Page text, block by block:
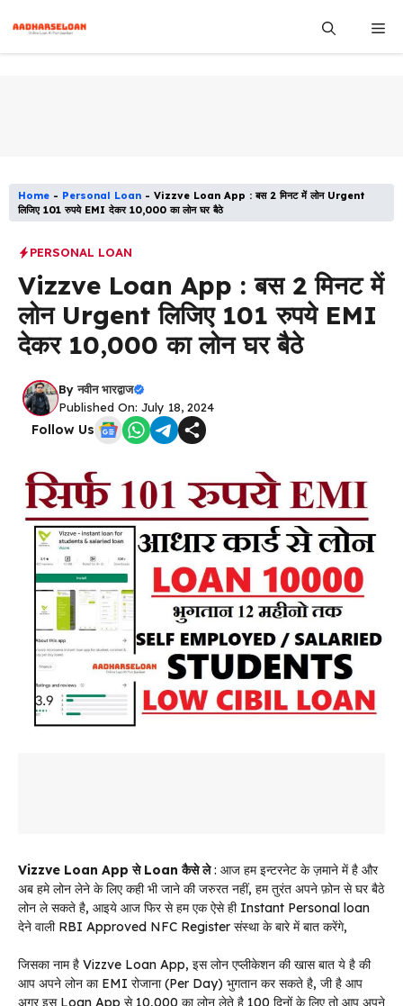
content
Home - Personal Loan - Vizzve Loan App : बस 2 मिनट में लोन Urgent
लिजिए 101 रुपये EMI देकर 10,000 का लोन घर बैठे
PERSONAL LOAN
Vizzve Loan App : बस 2 मिनट में
लोन Urgent लिजिए 101 रुपये EMI
देकर 10,000 का लोन घर बैठे
Byनवीन भारद्वाज
Published On: July 18, 2024
Follow Us
Vizzve Loan App से Loan कैसे ले: आज हम इन्टरनेट के ज़माने में है और
अब हमे लोन लेने के लिए कही भी जाने की जरुरत नहीं, हम तुरंत अपने फ़ोन से घर बैठे
लोन ले सकते है, आइये आज फिर से हम एक ऐसे ही Instant Personal loan
देने वाली RBI Approved NFC Register संस्था के बारे में बात करेंगे,
जिसका नाम है Vizzve Loan App, इस लोन एप्लीकेशन की खास बात ये है की
आप अपने लोन का EMI रोजाना (Per Day) भुगतान कर सकते है, जी है आप
अगर इस Loan App से 10,000 का लोन लेते है 100 दिनों के लिए तो आप अपने